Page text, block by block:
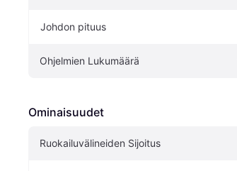
Johdon pituus
Ohjelmien Lukumäärä
Ominaisuudet
Ruokailuvälineiden Sijoitus